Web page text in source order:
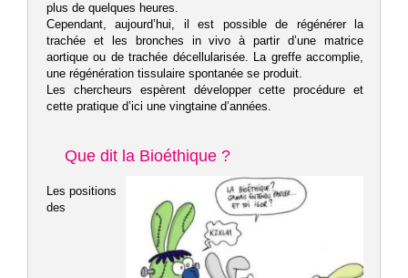
plus de quelques heures.
Cependant, aujourd’hui, il est possible de régénérer la
trachée et les bronches in vivo à partir d’une matrice
aortique ou de trachée décellularisée. La greffe accomplie,
une régénération tissulaire spontanée se produit.
Les chercheurs espèrent développer cette procédure et
cette pratique d’ici une vingtaine d’années.
Que dit la Bioéthique ?
Les positions
des